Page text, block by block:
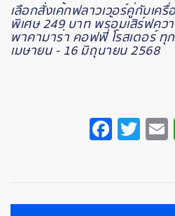
เลือกสั่งเค้กฟลาวเวอร์คู่กับเค
พิเศษ 249 บาท พร้อมเสิร์ฟคว
พาคามาร่า คอฟฟี่ โรสเตอร์ทุ
เมษายน - 16 มิถุนายน 2568